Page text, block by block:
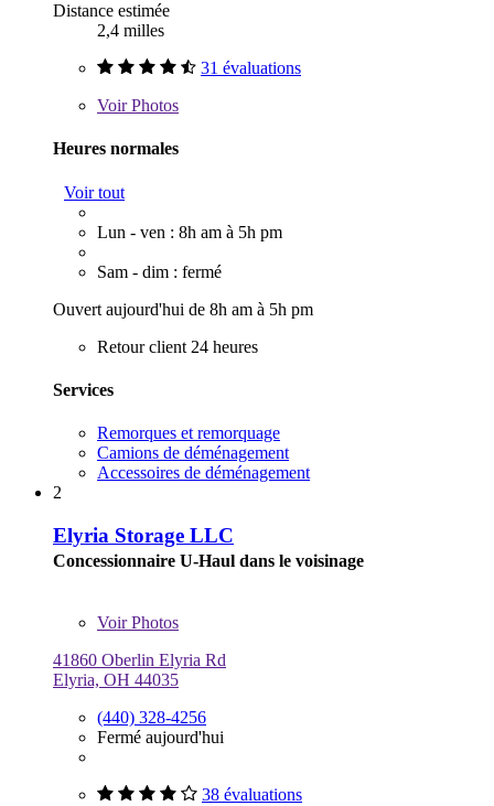
Distance estimée
2,4 milles
31 évaluations
VoirPhotos
Heures normales
Voir tout
Lun - ven : 8h am à 5h pm
Sam - dim : fermé
Ouvert aujourd'hui de 8h am à 5h pm
Retour client 24 heures
Services
Remorques et remorquage
Camions de déménagement
Accessoires de déménagement
2
Elyria Storage LLC
Concessionnaire U-Haul dans le voisinage
VoirPhotos
41860 Oberlin Elyria Rd
Elyria, OH 44035
(440) 328-4256
Fermé aujourd'hui
38 évaluations